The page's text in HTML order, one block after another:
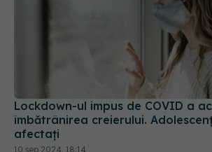
Lockdown-ul impus de COVID a
îmbătrânirea creierului.
afectați
10 sep 2024, 18:14